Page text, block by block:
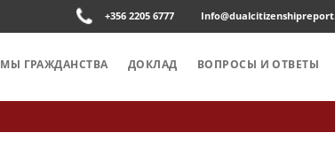
+356 2205 6777
ГРАЖДАНСТВА ДОКЛАД ВОПРОСЫ И ОТВЕТЫ